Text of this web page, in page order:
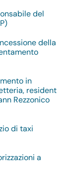
del
della
in
resident
Rezzonico
di taxi
a